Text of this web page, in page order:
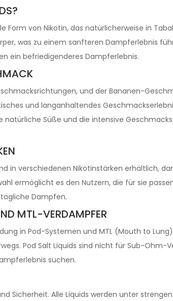
Form von Nikotin, das natürlicherweise in
was zu einem sanfteren Dampferlebnis
ein befriedigenderes Dampferlebnis.
und der Bananen-
und langanhaltendes
natürliche Süße und die intensive
in verschiedenen Nikotinstärken erhältlich,
ermöglicht es den Nutzern, die für sie
Dampfen.
MTL-VERDAMPFER
in Pod-Systemen und MTL (Mouth to
Pod Salt Liquids sind nicht für Sub-
suchen.
Sicherheit. Alle Liquids werden unter